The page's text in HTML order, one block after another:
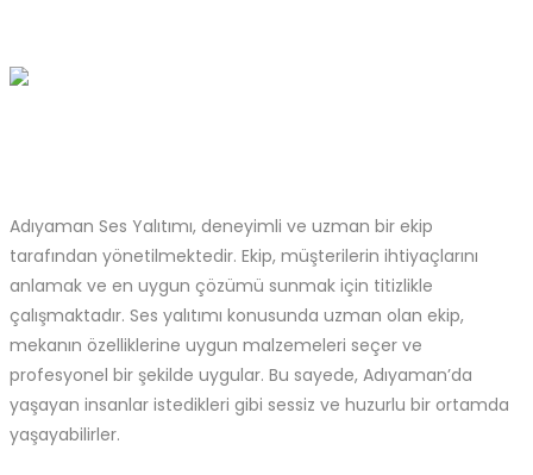
Adıyaman Ses Yalıtımı, deneyimli ve uzman bir ekip
tarafından yönetilmektedir. Ekip, müşterilerin ihtiyaçlarını
anlamak ve en uygun çözümü sunmak için titizlikle
çalışmaktadır. Ses yalıtımı konusunda uzman olan ekip,
mekanın özelliklerine uygun malzemeleri seçer ve
profesyonel bir şekilde uygular. Bu sayede, Adıyaman’da
yaşayan insanlar istedikleri gibi sessiz ve huzurlu bir ortamda
yaşayabilirler.